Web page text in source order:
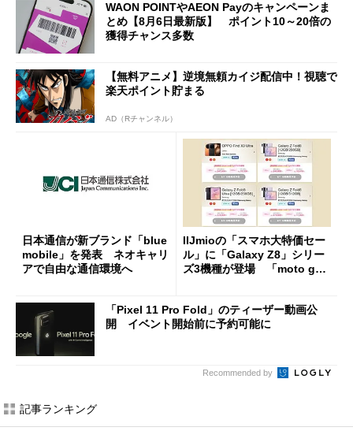
WAON POINTやAEON Payのキャンペーンま
とめ【8月6日最新版】 ポイント10～20倍の
獲得チャンス多数
【無料アニメ】逆境無頼カイジ配信中！視聴で
楽天ポイント貯まる
AD（Rチャンネル）
日本通信が新ブランド「blue
mobile」を発表 ネオキャリ
アで自由な通信環境へ
IIJmioの「スマホ大特価セー
ル」に「Galaxy Z8」シリー
ズ3機種が登場 「moto g37
「Pixel 11 Pro Fold」のティーザー動画公
開 イベント開始前に予約可能に
Recommended by
記事ランキング